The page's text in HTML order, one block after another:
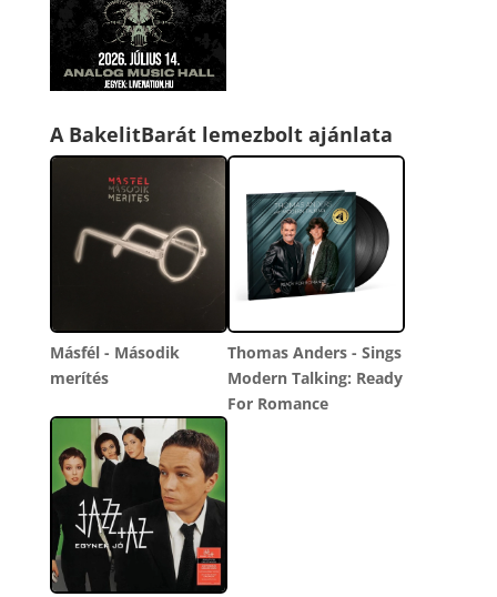
A BakelitBarát lemezbolt ajánlata
Másfél - Második
merítés
Thomas Anders - Sings
Modern Talking: Ready
For Romance